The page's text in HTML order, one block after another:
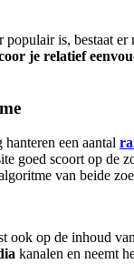
is, bestaat er
je relatief
een aantal
goed scoort op de
van beide
ook op de inhoud
kanalen en neemt